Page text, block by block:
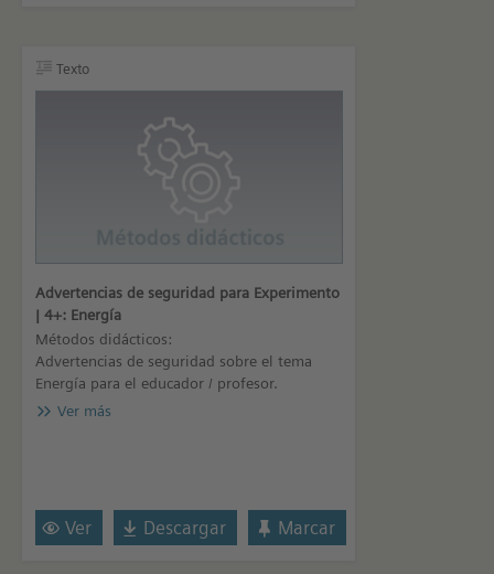
Texto
Advertencias de seguridad para Experimento
| 4+: Energía
Métodos didácticos:
Advertencias de seguridad sobre el tema
Energía para el educador / profesor.
Ver más
Ver Descargar Marcar